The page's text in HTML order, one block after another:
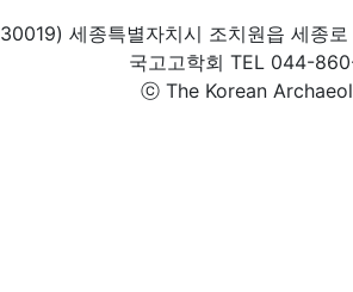
30019) 세종특별자치시 조치원읍 세종
국고고학회 TEL 044-
ⓒ The Korean